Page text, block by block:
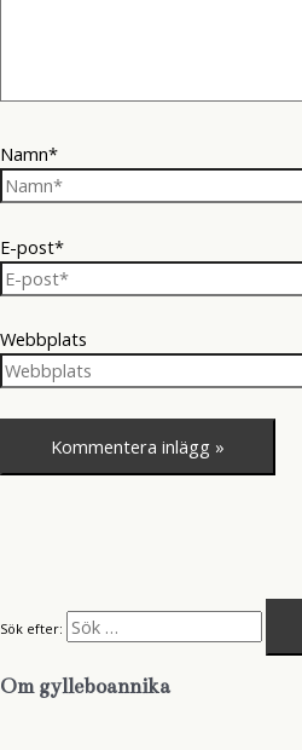
Namn*
E-post*
Webbplats
Sök efter:
Om gylleboannika